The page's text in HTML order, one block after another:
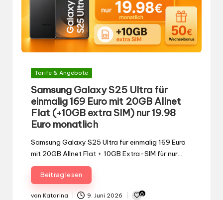
Samsung Galaxy S25 Ultra für
einmalig 169 Euro mit 20GB Allnet
Flat (+10GB extra SIM) nur 19.98
Euro monatlich
mit 20GB Allnet Flat + 10GB Extra-SIM für nur…
Beitrag lesen
Gepostet
von
vonKatarina 9. Juni 2026 0